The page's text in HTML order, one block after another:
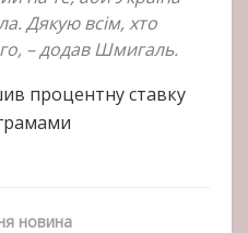
Дякую всім, хто
– додав Шмигаль.
процентну ставку
новина